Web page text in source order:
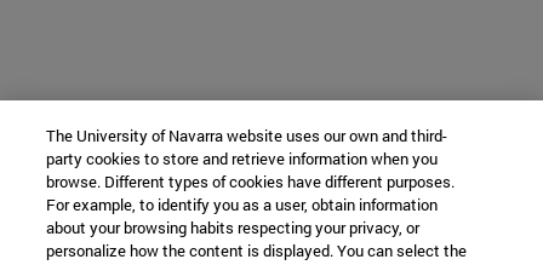
The University of Navarra website uses our own and third-
party cookies to store and retrieve information when you
browse. Different types of cookies have different purposes.
For example, to identify you as a user, obtain information
about your browsing habits respecting your privacy, or
personalize how the content is displayed. You can select the